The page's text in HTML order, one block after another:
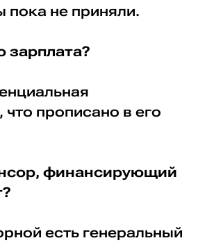
пока не приняли.
зарплата?
прописано в его
финансирующий
есть генеральный